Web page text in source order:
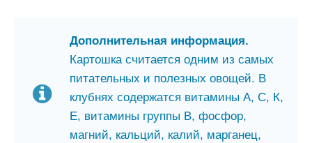
Дополнительная информация.
Картошка считается одним из самых
питательных и полезных овощей. В
клубнях содержатся витамины А, С, К,
Е, витамины группы В, фосфор,
магний, кальций, калий, марганец,